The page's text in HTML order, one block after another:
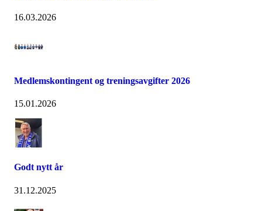
16.03.2026
Medlemskontingent og treningsavgifter 2026
15.01.2026
Godt nytt år
31.12.2025